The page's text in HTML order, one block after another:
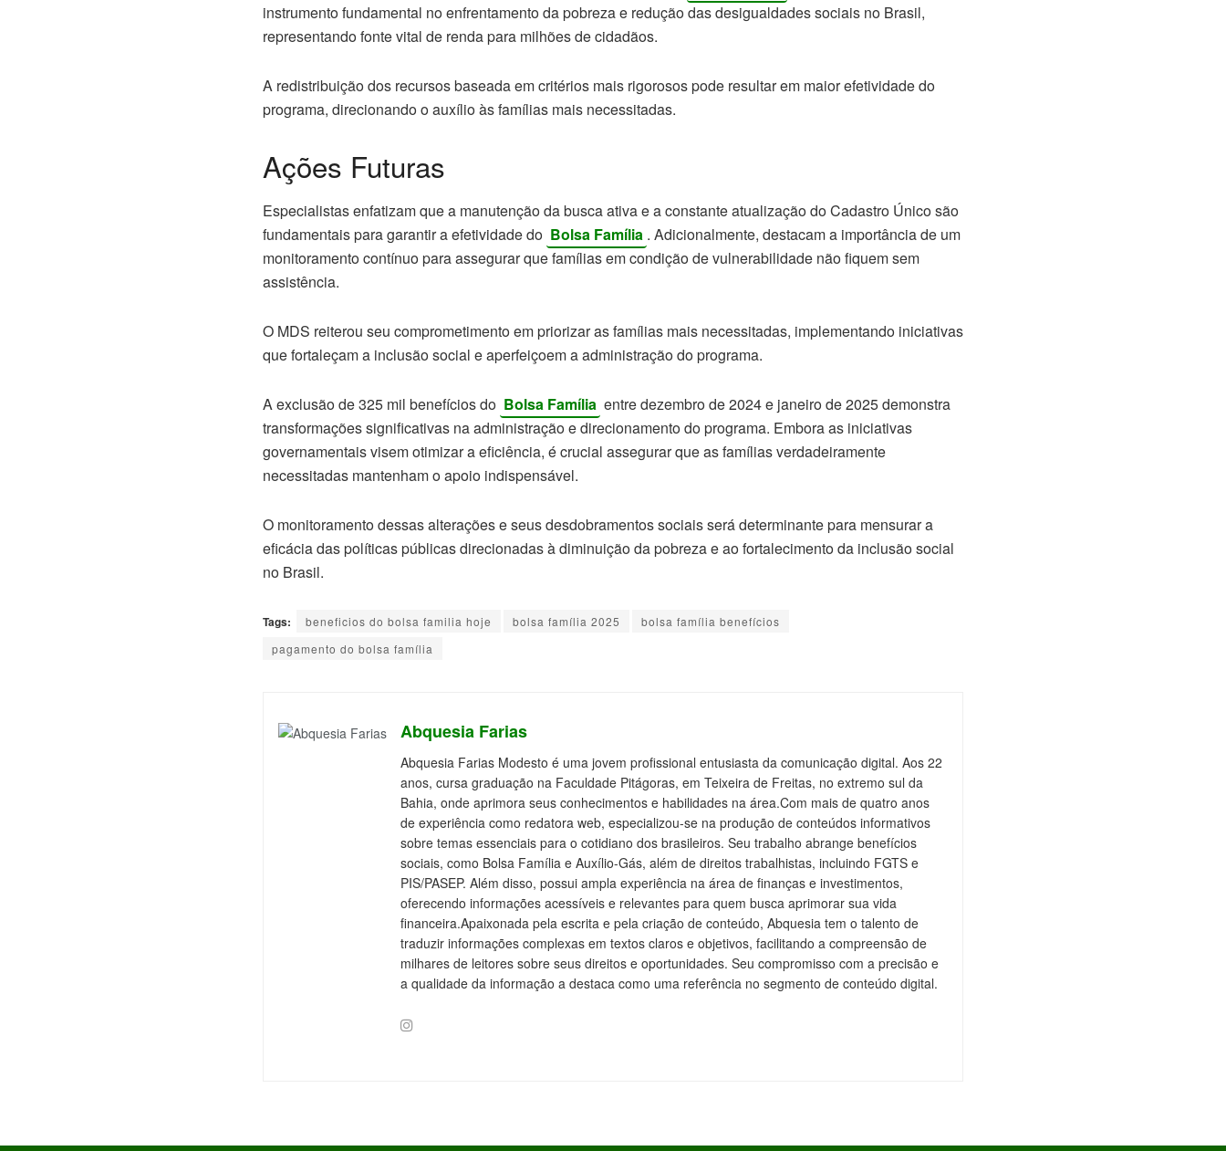
instrumento fundamental no enfrentamento da pobreza e redução das desigualdades sociais no Brasil,
representando fonte vital de renda para milhões de cidadãos.
A redistribuição dos recursos baseada em critérios mais rigorosos pode resultar em maior efetividade do
programa, direcionando o auxílio às famílias mais necessitadas.
Ações Futuras
Especialistas enfatizam que a manutenção da busca ativa e a constante atualização do Cadastro Único são
fundamentais para garantir a efetividade do Bolsa Família . Adicionalmente, destacam a importância de um
monitoramento contínuo para assegurar que famílias em condição de vulnerabilidade não fiquem sem
assistência.
O MDS reiterou seu comprometimento em priorizar as famílias mais necessitadas, implementando iniciativas
que fortaleçam a inclusão social e aperfeiçoem a administração do programa.
A exclusão de 325 mil benefícios do Bolsa Família entre dezembro de 2024 e janeiro de 2025 demonstra
transformações significativas na administração e direcionamento do programa. Embora as iniciativas
governamentais visem otimizar a eficiência, é crucial assegurar que as famílias verdadeiramente
necessitadas mantenham o apoio indispensável.
O monitoramento dessas alterações e seus desdobramentos sociais será determinante para mensurar a
eficácia das políticas públicas direcionadas à diminuição da pobreza e ao fortalecimento da inclusão social
no Brasil.
Tags: beneficios do bolsa familia hoje bolsa família 2025
bolsa família benefícios
pagamento do bolsa família
Abquesia Farias
Abquesia Farias Modesto é uma jovem profissional entusiasta da comunicação digital. Aos 22
anos, cursa graduação na Faculdade Pitágoras, em Teixeira de Freitas, no extremo sul da
Bahia, onde aprimora seus conhecimentos e habilidades na área.Com mais de quatro anos
de experiência como redatora web, especializou-se na produção de conteúdos informativos
sobre temas essenciais para o cotidiano dos brasileiros. Seu trabalho abrange benefícios
sociais, como Bolsa Família e Auxílio-Gás, além de direitos trabalhistas, incluindo FGTS e
PIS/PASEP. Além disso, possui ampla experiência na área de finanças e investimentos,
oferecendo informações acessíveis e relevantes para quem busca aprimorar sua vida
financeira.Apaixonada pela escrita e pela criação de conteúdo, Abquesia tem o talento de
traduzir informações complexas em textos claros e objetivos, facilitando a compreensão de
milhares de leitores sobre seus direitos e oportunidades. Seu compromisso com a precisão e
a qualidade da informação a destaca como uma referência no segmento de conteúdo digital.